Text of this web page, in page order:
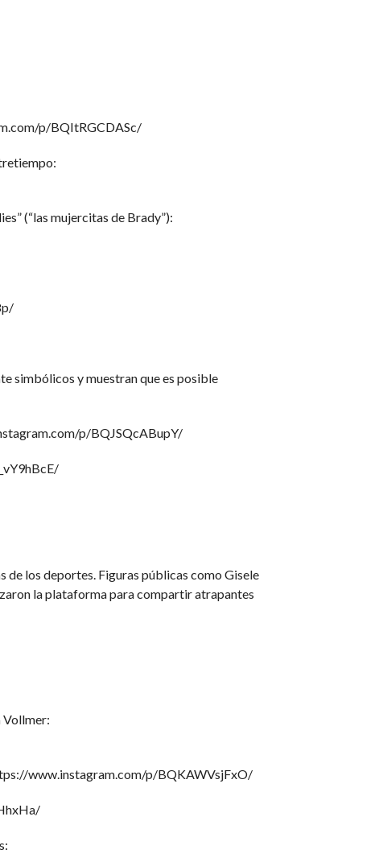
p/BQItRGCDASc/
(“las mujercitas de Brady”):
simbólicos y muestran que es posible
p/BQJSQcABupY/
de los deportes. Figuras públicas como Gisele
la plataforma para compartir atrapantes
Vollmer:
www.instagram.com/p/BQKAWVsjFxO/